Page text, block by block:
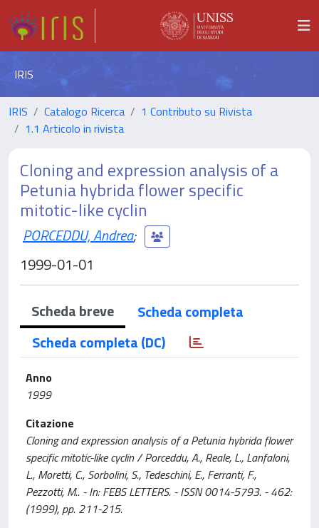
IRIS
IRIS Catalogo Ricerca
1 Contributo su Rivista
1.1 Articolo in rivista
Cloning and expression analysis of a
Petunia hybrida flower specific
mitotic-like cyclin
PORCEDDU, Andrea;
1999-01-01
Scheda breve
Scheda completa
Scheda completa (DC)
Anno
1999
Citazione
Cloning and expression analysis of a Petunia hybrida flower
specific mitotic-like cyclin / Porceddu, A., Reale, L., Lanfaloni,
L., Moretti, C., Sorbolini, S., Tedeschini, E., Ferranti, F.,
Pezzotti, M.. - In: FEBS LETTERS. - ISSN 0014-5793. - 462:
(1999), pp. 211-215.